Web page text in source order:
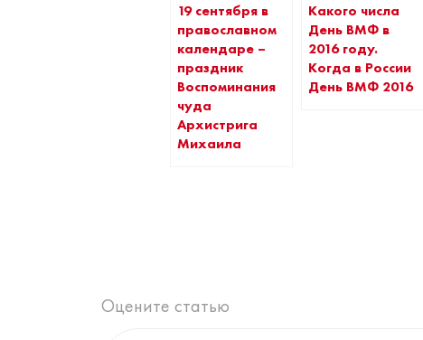
19 сентября в
православном
календаре –
праздник
Воспоминания
чуда
Архистрига
Михаила
Какого числа
День ВМФ в
2016 году.
Когда в России
День ВМФ 2016
Оцените статью